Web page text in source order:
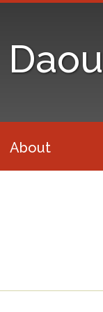
About